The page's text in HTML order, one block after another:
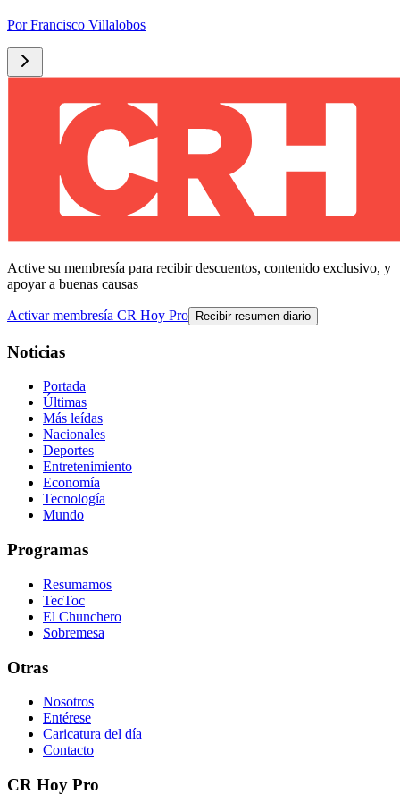
PorFrancisco Villalobos
Active su membresía para recibir descuentos, contenido exclusivo, y
apoyar a buenas causas
Activar membresía CR Hoy Pro Recibir resumen diario
Noticias
Portada
Últimas
Más leídas
Nacionales
Deportes
Entretenimiento
Economía
Tecnología
Mundo
Programas
Resumamos
TecToc
El Chunchero
Sobremesa
Otras
Nosotros
Entérese
Caricatura del día
Contacto
CR Hoy Pro